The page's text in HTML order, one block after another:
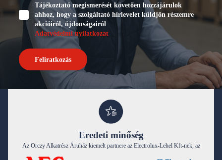
Tájékoztató megismerését követően hozzájárulok
ahhoz, hogy a szolgáltató hírlevelet küldjön részemre
akcióiról, újdonságairól
Adatvédelmi nyilatkozat
Feliratkozás
Eredeti minőség
Az Orczy Alkatrész Áruház kiemelt partnere az Electrolux-Lehel Kft-nek, az